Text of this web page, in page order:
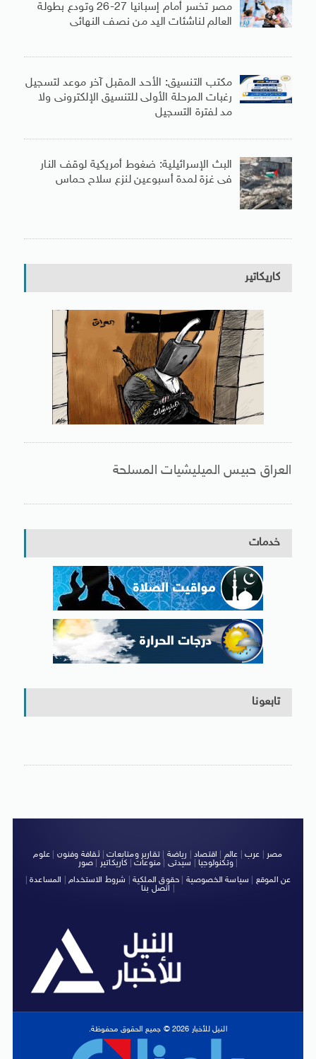
مصر تخسر أمام إسبانيا 27-26 وتودع بطولة
العالم لناشئات اليد من نصف النهائى
مكتب التنسيق: الأحد المقبل آخر موعد لتسجيل
رغبات المرحلة الأولى للتنسيق الإلكترونى ولا
مد لفترة التسجيل
البث الإسرائيلية: ضغوط أمريكية لوقف النار
فى غزة لمدة أسبوعين لنزع سلاح حماس
كاريكاتير
العراق حبيس الميليشيات المسلحة
خدمات
تابعونا
مصر عرب عالم اقتصاد رياضة |تقارير ومتابعات|ثقافة وفنون
علوم
وتكنولوجيا| سيدتى منوعات كاريكاتير صور
|
عن الموقع
سياسة الخصوصية حقوق الملكية شروط الاستخدام| المساعدة|
اتصل بنا
النيل للأخبار 2026 © جميع الحقوق محفوظة.